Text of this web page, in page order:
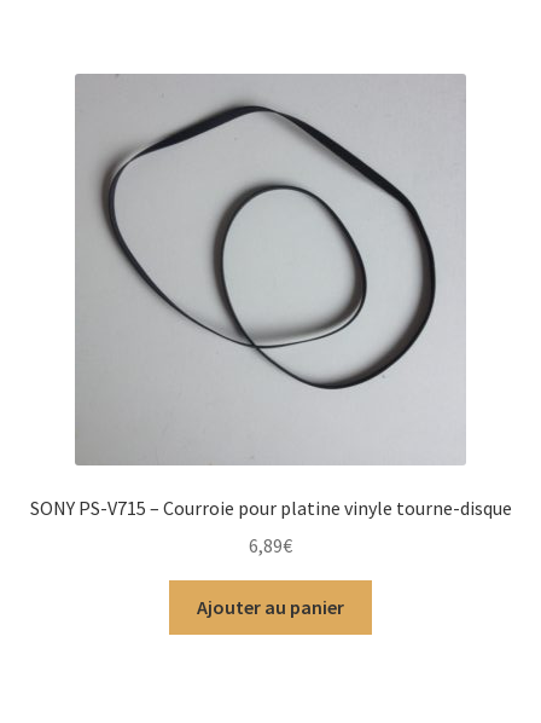
SONY PS-V715 – Courroie pour platine vinyle tourne-disque
6,89€
Ajouter au panier